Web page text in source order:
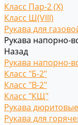
Класс Пар-2 (X)
Класс Ш(VIII)
Рукава для
Рукава напорно-
Назад
Рукава напорно-
Класс "Б-2"
Класс "В-2"
Класс "КЩ"
Рукава
Рукава для